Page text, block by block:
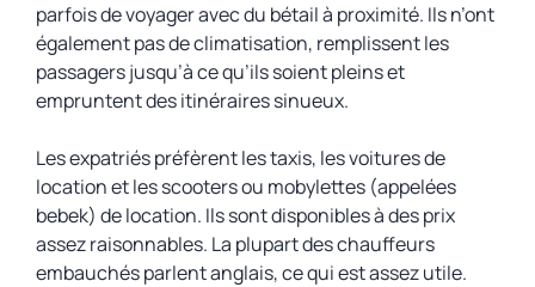
parfois de voyager avec du bétail à proximité. Ils n’ont
également pas de climatisation, remplissent les
passagers jusqu’à ce qu’ils soient pleins et
empruntent des itinéraires sinueux.
Les expatriés préfèrent les taxis, les voitures de
location et les scooters ou mobylettes (appelées
bebek) de location. Ils sont disponibles à des prix
assez raisonnables. La plupart des chauffeurs
embauchés parlent anglais, ce qui est assez utile.